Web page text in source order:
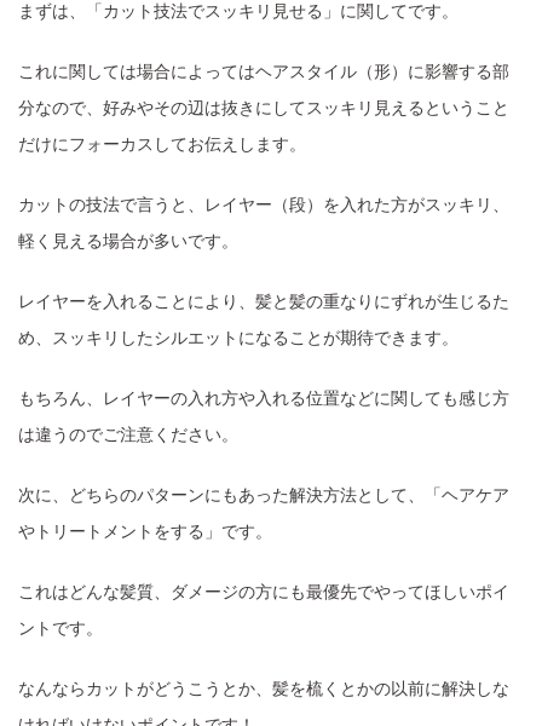
まずは、「カット技法でスッキリ見せる」に関してです。
これに関しては場合によってはヘアスタイル（形）に影響する部
分なので、好みやその辺は抜きにしてスッキリ見えるということ
だけにフォーカスしてお伝えします。
カットの技法で言うと、レイヤー（段）を入れた方がスッキリ、
軽く見える場合が多いです。
レイヤーを入れることにより、髪と髪の重なりにずれが生じるた
め、スッキリしたシルエットになることが期待できます。
もちろん、レイヤーの入れ方や入れる位置などに関しても感じ方
は違うのでご注意ください。
次に、どちらのパターンにもあった解決方法として、「ヘアケア
やトリートメントをする」です。
これはどんな髪質、ダメージの方にも最優先でやってほしいポイ
ントです。
なんならカットがどうこうとか、髪を梳くとかの以前に解決しな